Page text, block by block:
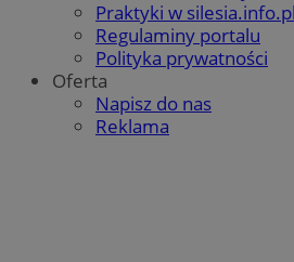
Praktyki w silesia.info.pl
Regulaminy portalu
Polityka prywatności
Oferta
Napisz do nas
Reklama
CookieScriptConsent